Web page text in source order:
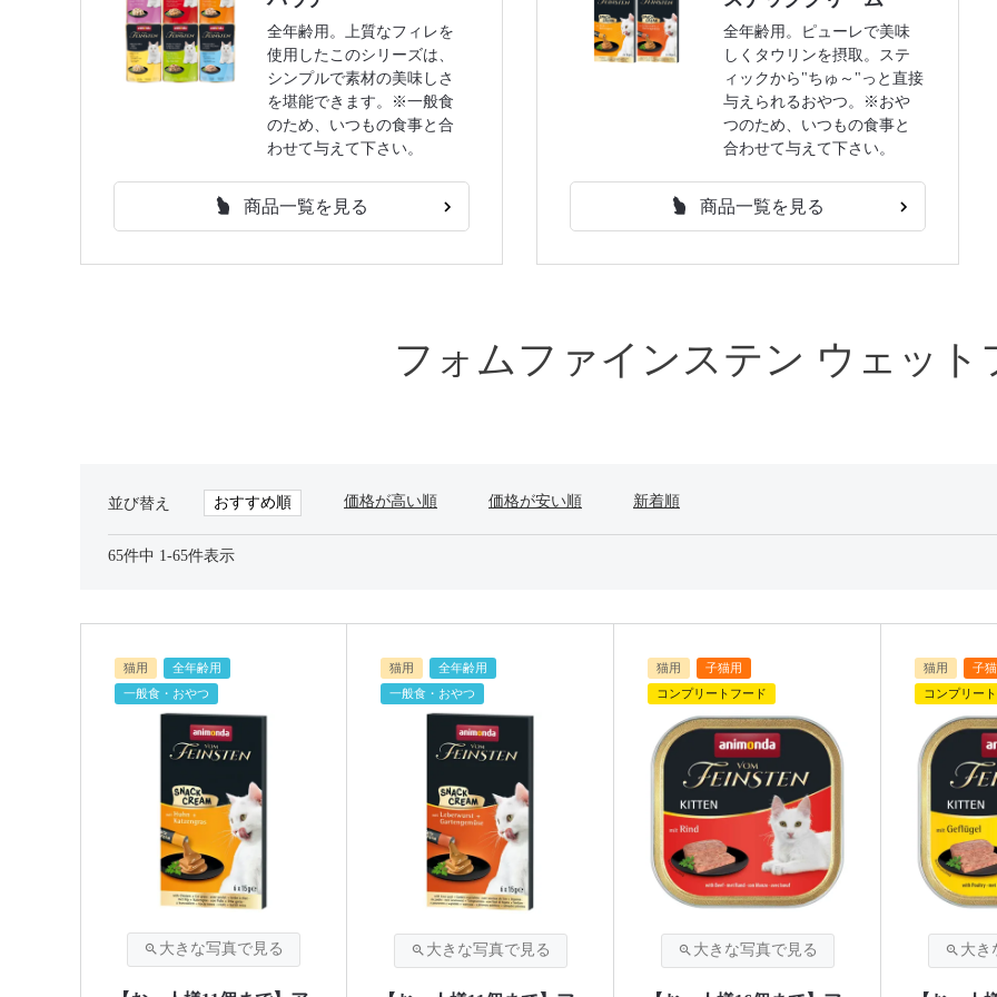
全年齢用。上質なフィレを
使用したこのシリーズは、
シンプルで素材の美味しさ
を堪能できます。※一般食
のため、いつもの食事と合
わせて与えて下さい。
商品一覧を見る
全年齢用。ピューレで美味
しくタウリンを摂取。ステ
ィックから"ちゅ～"っと直接
与えられるおやつ。※おや
つのため、いつもの食事と
合わせて与えて下さい。
商品一覧を見る
フォムファインステン ウェット
並び替え おすすめ順 価格が高い順 価格が安い順 新着順
65件中 1-65件表示
猫用
全年齢用
一般食・おやつ
猫用
全年齢用
一般食・おやつ
猫用
子猫用
コンプリートフード
猫用
子
コンプリー